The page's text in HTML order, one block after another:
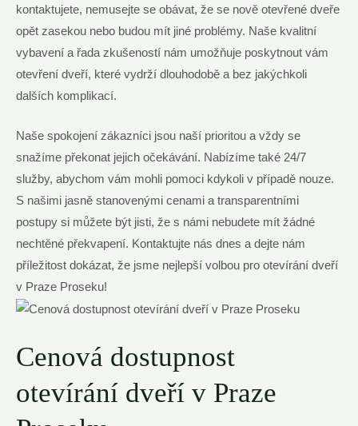
kontaktujete, nemusejte se obávat, že se nově otevřené dveře
opět zasekou nebo budou mít jiné problémy. Naše kvalitní
vybavení a řada zkušeností nám umožňuje poskytnout vám
otevření dveří, které vydrží dlouhodobě a bez jakýchkoli
dalších komplikací.
Naše spokojení zákazníci jsou naší prioritou a vždy se
snažíme překonat jejich očekávání. Nabízíme také 24/7
služby, abychom vám mohli pomoci kdykoli v případě nouze.
S našimi jasně stanovenými cenami a transparentními
postupy si můžete být jisti, že s námi nebudete mít žádné
nechtěné překvapení. Kontaktujte nás dnes a dejte nám
příležitost dokázat, že jsme nejlepší volbou pro otevírání dveří
v Praze Proseku!
Cenová dostupnost
otevírání dveří v Praze